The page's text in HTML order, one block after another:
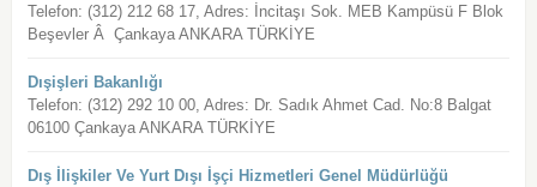
Telefon: (312) 212 68 17, Adres: İncitaşı Sok. MEB Kampüsü F Blok
Beşevler Â Çankaya ANKARA TÜRKİYE
Dışişleri Bakanlığı
Telefon: (312) 292 10 00, Adres: Dr. Sadık Ahmet Cad. No:8 Balgat
06100 Çankaya ANKARA TÜRKİYE
Dış İlişkiler Ve Yurt Dışı İşçi Hizmetleri Genel Müdürlüğü